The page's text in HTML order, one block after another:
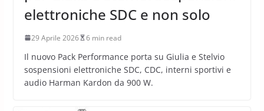
elettroniche SDC e non solo
29 Aprile 2026 6 min read
Il nuovo Pack Performance porta su Giulia e Stelvio
sospensioni elettroniche SDC, CDC, interni sportivi e
audio Harman Kardon da 900 W.